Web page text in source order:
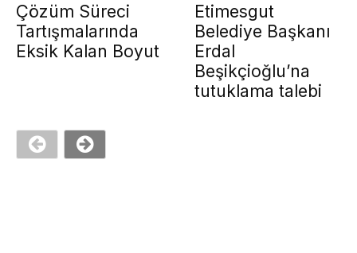
Çözüm Süreci
Tartışmalarında
Eksik Kalan Boyut
Etimesgut
Belediye Başkanı
Erdal
Beşikçioğlu’na
tutuklama talebi